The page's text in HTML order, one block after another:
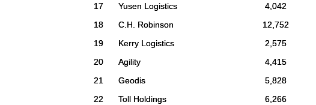
17
Yusen Logistics 4,042
18
C.H. Robinson 12,752
19
Kerry Logistics 2,575
20
Agility 4,415
21
Geodis 5,828
22
Toll Holdings 6,266